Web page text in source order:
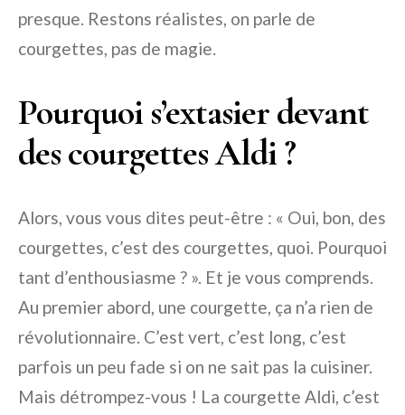
presque. Restons réalistes, on parle de
courgettes, pas de magie.
Pourquoi s’extasier devant
des courgettes Aldi ?
Alors, vous vous dites peut-être : « Oui, bon, des
courgettes, c’est des courgettes, quoi. Pourquoi
tant d’enthousiasme ? ». Et je vous comprends.
Au premier abord, une courgette, ça n’a rien de
révolutionnaire. C’est vert, c’est long, c’est
parfois un peu fade si on ne sait pas la cuisiner.
Mais détrompez-vous ! La courgette Aldi, c’est